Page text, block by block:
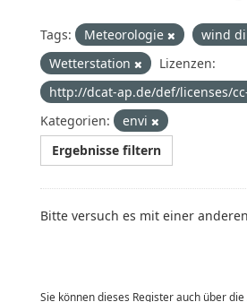
Tags: Meteorologie
wind
Wetterstation
Lizenzen:
http://dcat-ap.de/def/licenses/
Kategorien:
envi
Ergebnisse filtern
Bitte versuch es mit einer
Sie können dieses Register auch über die